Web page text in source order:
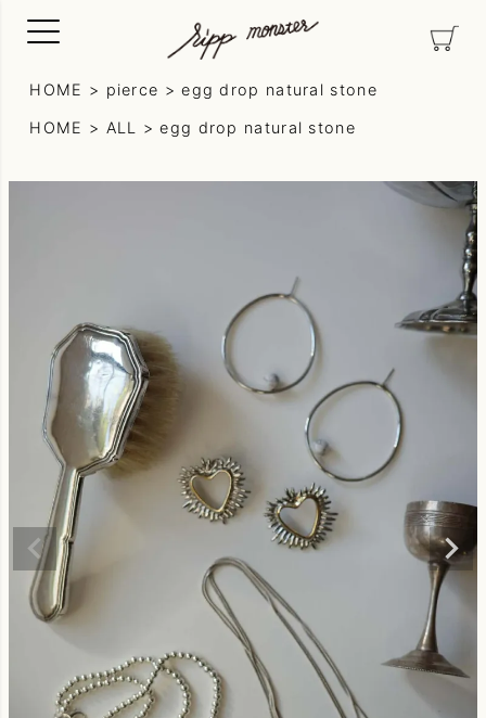
HOME pierce egg drop natural stone
HOME ALL egg drop natural stone